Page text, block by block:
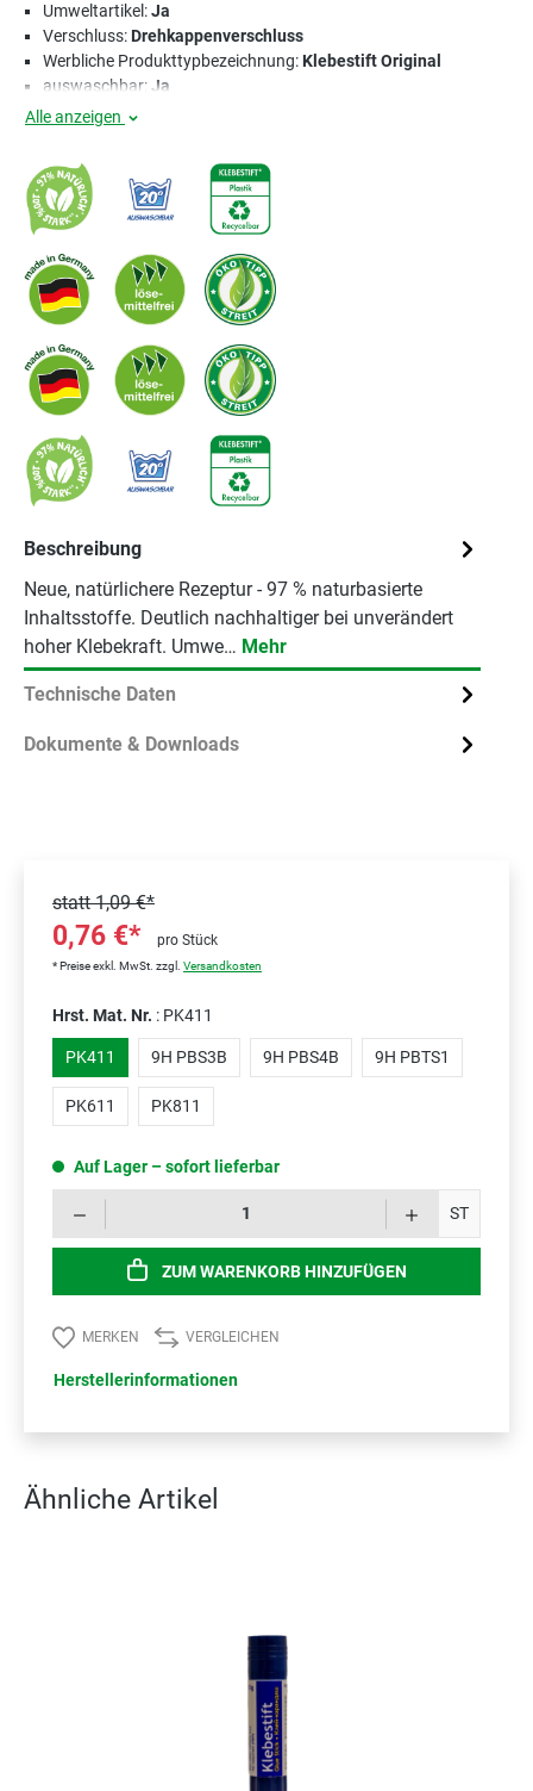
Umweltartikel:Ja
Verschluss:Drehkappenverschluss
Werbliche Produkttypbezeichnung:Klebestift Original
auswaschbar:Ja
Alle anzeigen
Beschreibung
Neue, natürlichere Rezeptur - 97 % naturbasierte
Inhaltsstoffe. Deutlich nachhaltiger bei unverändert
hoher Klebekraft. Umwe… Mehr
Technische Daten
Dokumente & Downloads
statt1,09 €*
0,76 €* pro Stück
* Preise exkl. MwSt. zzgl. Versandkosten
Hrst. Mat. Nr. : PK411
PK411 9H PBS3B 9H PBS4B 9H PBTS1
PK611 PK811
Auf Lager – sofort lieferbar
ST
ZUM WARENKORB HINZUFÜGEN
MERKEN VERGLEICHEN
Herstellerinformationen
Ähnliche Artikel